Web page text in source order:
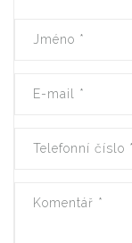
Jméno *
E-mail *
Telefonní číslo *
Komentář *